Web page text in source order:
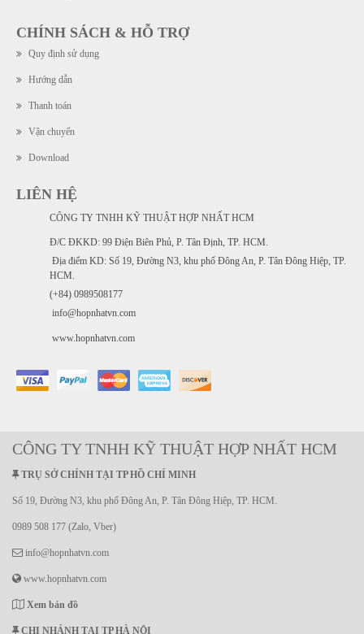
CHÍNH SÁCH & HỖ TRỢ
Quy định sử dụng
Hướng dẫn
Thanh toán
Vận chuyển
Download
LIÊN HỆ
CÔNG TY TNHH KỸ THUẬT HỢP NHẤT HCM
Đ/C ĐKKD: 99 Điện Biên Phủ, P. Tân Định, TP. HCM.
Địa điểm KD: Số 19, Đường N3, khu phố Đông An, P. Tân Đông Hiệp, TP.
HCM.
(+84) 0989508177
info@hopnhatvn.com
www.hopnhatvn.com
CÔNG TY TNHH KỸ THUẬT HỢP NHẤT HCM
TRỤ SỞ CHÍNH TẠI TP HỒ CHÍ MINH
Số 19, Đường N3, khu phố Đông An, P. Tân Đông Hiệp, TP. HCM.
0989 508 177 (Zalo, Vber)
info@hopnhatvn.com
www.hopnhatvn.com
Xem bản đồ
CHI NHÁNH TẠI TP HÀ NỘI